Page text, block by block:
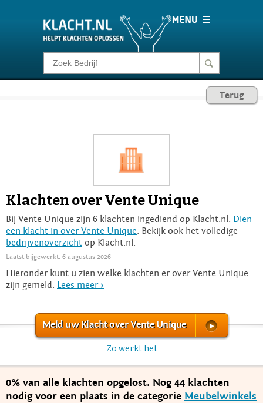
Klacht melden
Login
Terug
Klachten over Vente Unique
Bij Vente Unique zijn 6 klachten ingediend op Klacht.nl. Dien
een klacht in over Vente Unique . Bekijk ook het volledige
bedrijvenoverzicht op Klacht.nl.
Laatst bijgewerkt: 6 augustus 2026
Hieronder kunt u zien welke klachten er over Vente Unique
zijn gemeld. Lees meer >
Meld uw Klacht over Vente Unique
Zo werkt het
0% van alle klachten opgelost. Nog 44 klachten
nodig voor een plaats in de categorie Meubelwinkels